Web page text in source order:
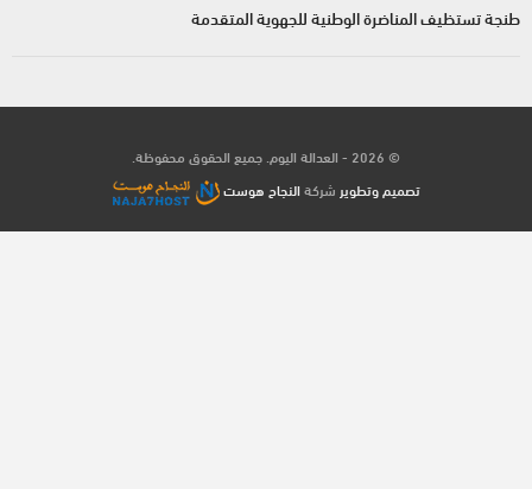
طنجة تستظيف المناضرة الوطنية للجهوية المتقدمة
© 2026 - العدالة اليوم. جميع الحقوق محفوظة.
تصميم وتطوير شركةالنجاح هوست